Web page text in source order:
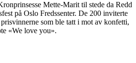
Mette-Marit til stede da Redd
på Oslo Fredssenter. De 200 inviterte
som ble tatt i mot av konfetti,
«We love you».